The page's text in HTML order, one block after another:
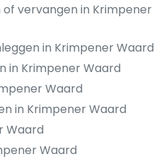
vervangen in Krimpener
in Krimpener Waard
in Krimpener Waard
Waard
in Krimpener Waard
Waard
Waard